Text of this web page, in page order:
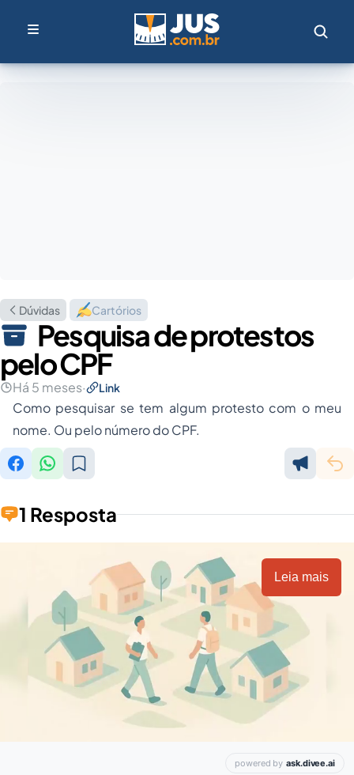
Dúvidas Cartórios
Pesquisa de protestos
pelo CPF
Há 5 meses· Link
Como pesquisar se tem algum protesto com o meu
nome. Ou pelo número do CPF.
1 Resposta
Leia mais